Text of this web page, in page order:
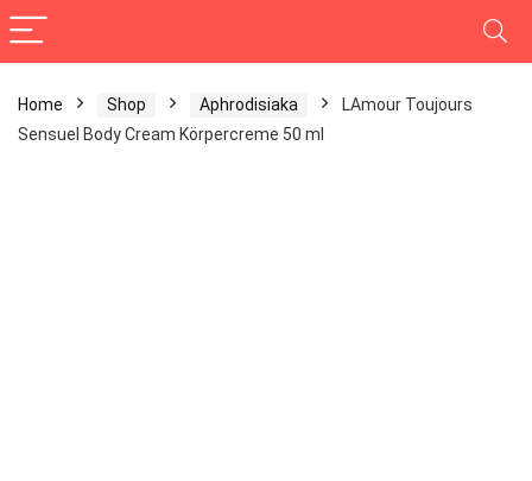
Home Shop Aphrodisiaka
LAmour Toujours
Sensuel Body Cream Körpercreme 50 ml